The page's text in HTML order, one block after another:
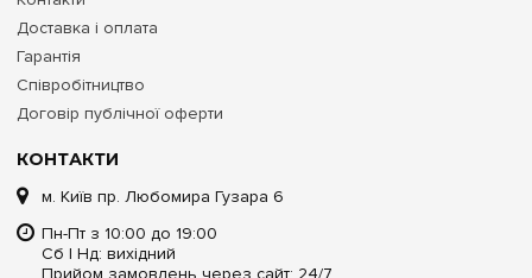
КОНТАКТИ
м. Київ пр. Любомира Гузара 6
Пн-Пт з 10:00 до 19:00
Сб | Нд: вихідний
Прийом замовлень через сайт: 24/7
Доставка і оплата
Гарантія
Співробітництво
Договір публічної оферти